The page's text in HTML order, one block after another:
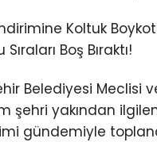
Koltuk
Boş Bıraktı!
Belediyesi Meclisi
şehri yakından
gündemiyle